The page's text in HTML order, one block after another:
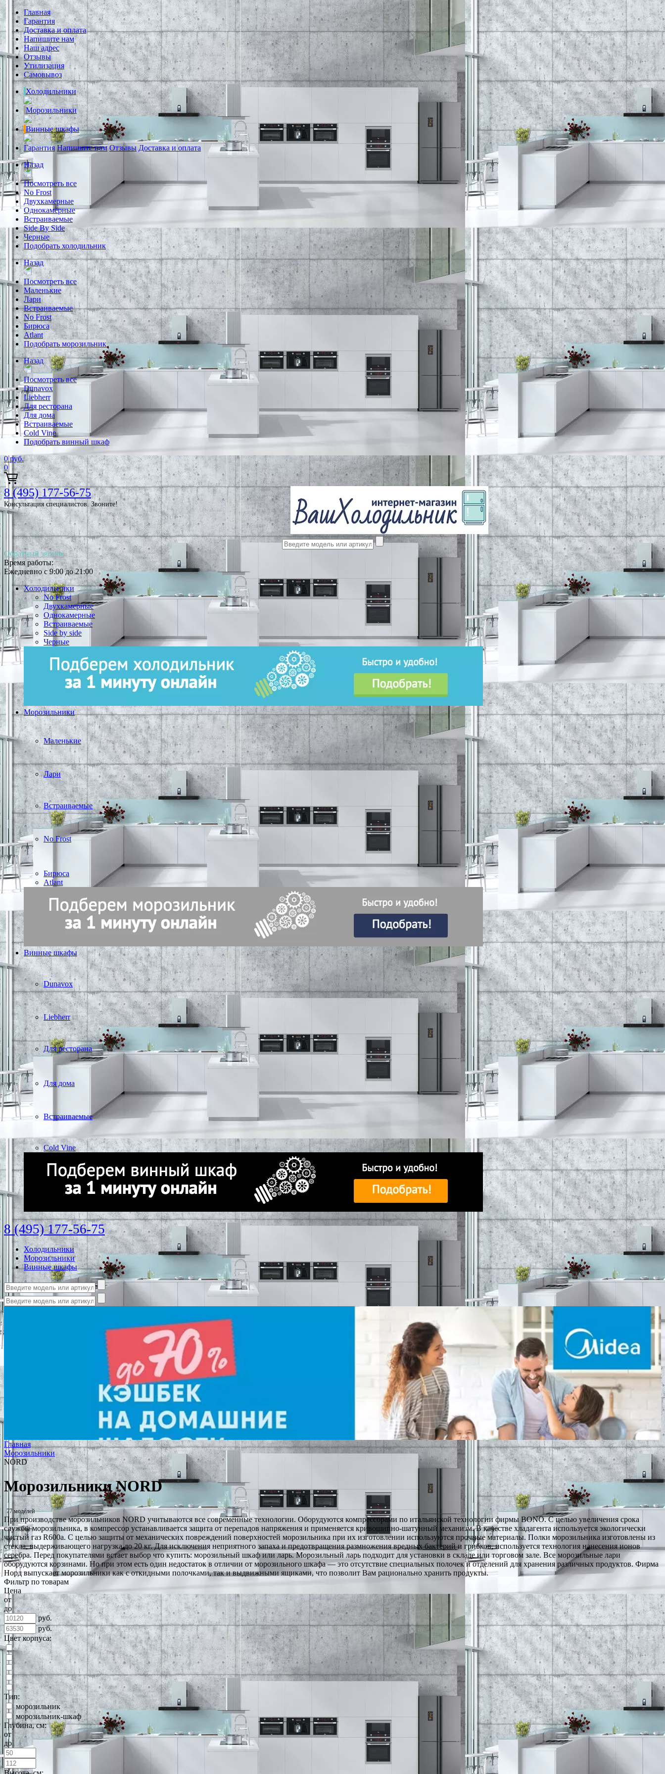
Главная
Гарантия
Доставка и оплата
Напишите нам
Наш адрес
Отзывы
Утилизация
Самовывоз
Холодильники
Морозильники
Винные шкафы
Гарантия Напишите нам Отзывы Доставка и оплата
Назад
Посмотреть все
No Frost
Двухкамерные
Однокамерные
Встраиваемые
Side By Side
Черные
Подобрать холодильник
Назад
Посмотреть все
Маленькие
Лари
Встраиваемые
No Frost
Бирюса
Atlant
Подобрать морозильник
Назад
Посмотреть все
Dunavox
Liebherr
Для ресторана
Для дома
Встраиваемые
Cold Vine
Подобрать винный шкаф
0 руб.
0
8 (495) 177-56-75
Консультация специалистов. Звоните!
Обратный звонок
Время работы:
Ежедневно с 9:00 до 21:00
Холодильники
No Frost
Двухкамерные
Однокамерные
Встраиваемые
Side by side
Черные
Морозильники
Маленькие
Лари
Встраиваемые
No Frost
Бирюса
Atlant
Винные шкафы
Dunavox
Liebherr
Для ресторана
Для дома
Встраиваемые
Cold Vine
8 (495) 177-56-75
Холодильники
Морозильники
Винные шкафы
Главная
Морозильники
NORD
Морозильники NORD
77 моделей
При производстве морозильников NORD учитываются все современные технологии. Оборудуются компрессорами по итальянской технологии фирмы BONO. С целью увеличения срока
службы морозильника, в компрессор устанавливается защита от перепадов напряжения и применяется кривошипно-шатунный механизм. В качестве хладагента используется экологически
чистый газ R600a. С целью защиты от механических повреждений поверхностей морозильника при их изготовлении используются прочные материалы. Полки морозильника изготовлены из
стекла, выдерживающего нагрузка до 20 кг. Для исключения неприятного запаха и предотвращения размножения вредных бактерий и грибков, используется технология нанесения ионов
серебра. Перед покупателями встает выбор что купить: морозильный шкаф или ларь. Морозильный ларь подходит для установки в складе или торговом зале. Все морозильные лари
оборудуются корзинами. Но при этом есть один недостаток в отличии от морозильного шкафа — это отсутствие специальных полочек и отделений для хранения различных продуктов. Фирма
Норд выпускает морозильники как с откидными полочками, так и выдвижными ящиками, что позволит Вам рационально хранить продукты.
Фильтр по товарам
Цена
от
до
руб.
руб.
Цвет корпуса:
Тип:
морозильник
морозильник-шкаф
Глубина, см:
от
до